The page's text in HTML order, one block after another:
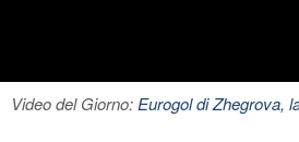
Video del Giorno:Eurogol di Zhegrova,